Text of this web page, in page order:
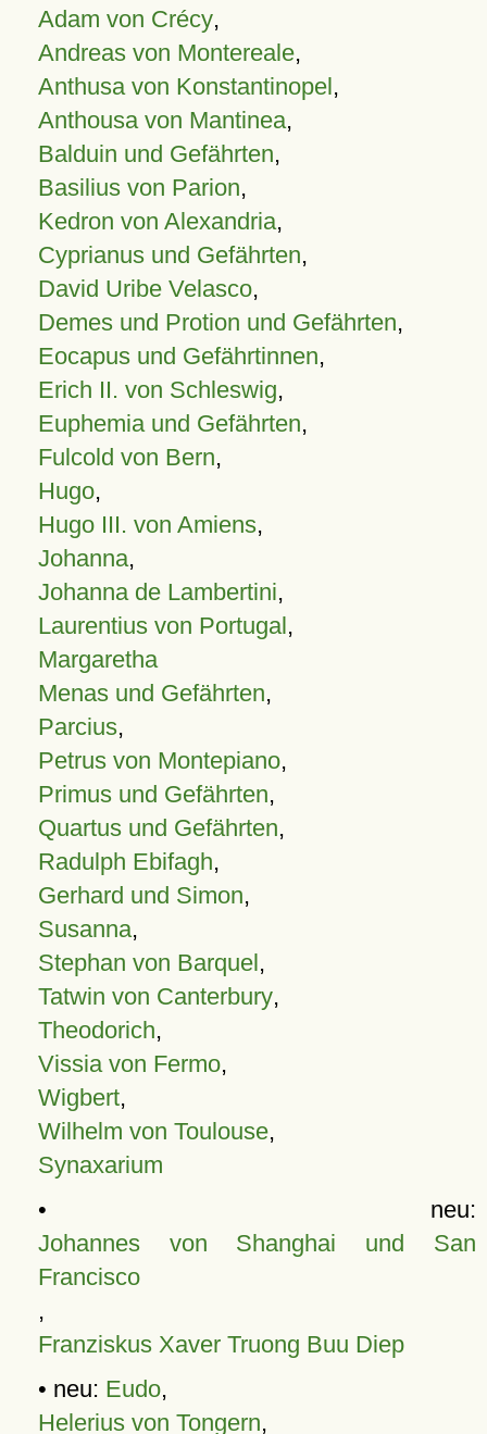
Adam von Crécy,
Andreas von Montereale,
Anthusa von Konstantinopel,
Anthousa von Mantinea,
Balduin und Gefährten,
Basilius von Parion,
Kedron von Alexandria,
Cyprianus und Gefährten,
David Uribe Velasco,
Demes und Protion und Gefährten,
Eocapus und Gefährtinnen,
Erich II. von Schleswig,
Euphemia und Gefährten,
Fulcold von Bern,
Hugo,
Hugo III. von Amiens,
Johanna,
Johanna de Lambertini,
Laurentius von Portugal,
Margaretha
Menas und Gefährten,
Parcius,
Petrus von Montepiano,
Primus und Gefährten,
Quartus und Gefährten,
Radulph Ebifagh,
Gerhard und Simon,
Susanna,
Stephan von Barquel,
Tatwin von Canterbury,
Theodorich,
Vissia von Fermo,
Wigbert,
Wilhelm von Toulouse,
Synaxarium
• neu:
Johannes von Shanghai und San
Francisco
,
Franziskus Xaver Truong Buu Diep
• neu: Eudo,
Helerius von Tongern,